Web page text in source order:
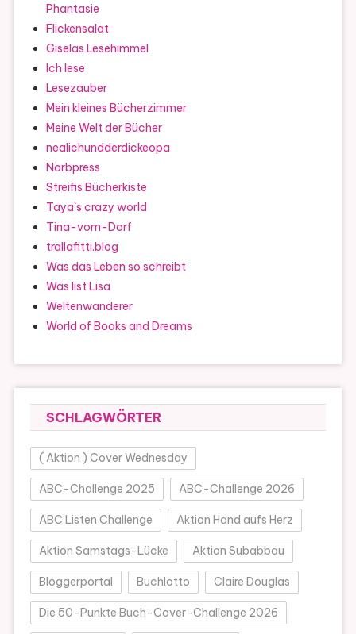
Phantasie
Flickensalat
Giselas Lesehimmel
Ich lese
Lesezauber
Mein kleines Bücherzimmer
Meine Welt der Bücher
nealichundderdickeopa
Norbpress
Streifis Bücherkiste
Taya`s crazy world
Tina-vom-Dorf
trallafitti.blog
Was das Leben so schreibt
Was list Lisa
Weltenwanderer
World of Books and Dreams
SCHLAGWÖRTER
( Aktion ) Cover Wednesday
ABC-Challenge 2025 ABC-Challenge 2026
ABC Listen Challenge Aktion Hand aufs Herz
Aktion Samstags-Lücke Aktion Subabbau
Bloggerportal Buchlotto Claire Douglas
Die 50-Punkte Buch-Cover-Challenge 2026